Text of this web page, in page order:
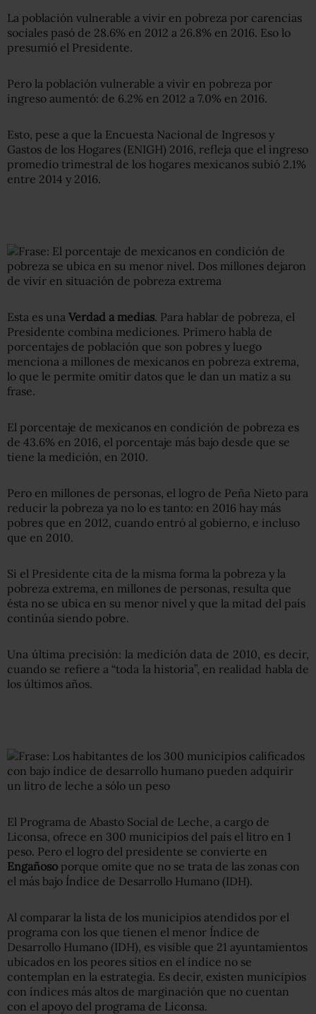
La población vulnerable a vivir en pobreza por carencias
sociales pasó de 28.6% en 2012 a 26.8% en 2016. Eso lo
presumió el Presidente.
Pero la población vulnerable a vivir en pobreza por
ingreso aumentó: de 6.2% en 2012 a 7.0% en 2016.
Esto, pese a que la Encuesta Nacional de Ingresos y
Gastos de los Hogares (ENIGH) 2016, refleja que el ingreso
promedio trimestral de los hogares mexicanos subió 2.1%
entre 2014 y 2016.
Esta es una Verdad a medias. Para hablar de pobreza, el
Presidente combina mediciones. Primero habla de
porcentajes de población que son pobres y luego
menciona a millones de mexicanos en pobreza extrema,
lo que le permite omitir datos que le dan un matiz a su
frase.
El porcentaje de mexicanos en condición de pobreza es
de 43.6% en 2016, el porcentaje más bajo desde que se
tiene la medición, en 2010.
Pero en millones de personas, el logro de Peña Nieto para
reducir la pobreza ya no lo es tanto: en 2016 hay más
pobres que en 2012, cuando entró al gobierno, e incluso
que en 2010.
Si el Presidente cita de la misma forma la pobreza y la
pobreza extrema, en millones de personas, resulta que
ésta no se ubica en su menor nivel y que la mitad del país
continúa siendo pobre.
Una última precisión: la medición data de 2010, es decir,
cuando se refiere a “toda la historia”, en realidad habla de
los últimos años.
El Programa de Abasto Social de Leche, a cargo de
Liconsa, ofrece en 300 municipios del país el litro en 1
peso. Pero el logro del presidente se convierte en
Engañoso porque omite que no se trata de las zonas con
el más bajo Índice de Desarrollo Humano (IDH).
Al comparar la lista de los municipios atendidos por el
programa con los que tienen el menor Índice de
Desarrollo Humano (IDH), es visible que 21 ayuntamientos
ubicados en los peores sitios en el índice no se
contemplan en la estrategia. Es decir, existen municipios
con índices más altos de marginación que no cuentan
con el apoyo del programa de Liconsa.